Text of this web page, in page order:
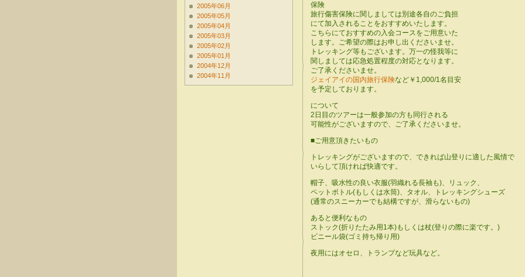
保険
旅行傷害保険に関しましては別途各自のご負担
にて加入されることをおすすめいたします。
こちらにておすすめの入会コースをご用意いた
します。ご希望の際はお申し出くださいませ。
トレッキング等もございます。万一の怪我等に
関しましては応急処置程度の対応となります。
ご了承くださいませ。
ジェイアイの国内旅行保険など￥1,000/1名目安
を予定しております。
について
2日目のツアーは一般参加の方も同行される
可能性がございますので、ご了承くださいませ。
■ご用意頂きたいもの
トレッキングがございますので、できれば山登りに適した風情で
いらして頂ければ快適です。
帽子、吸水性の良い衣服(羽織れる長袖も)、リュック、
ペットボトル(もしくは水筒)、タオル、トレッキングシューズ
(通常のスニーカーでも結構ですが、滑らないもの)
あると便利なもの
ストック(折りたたみ用1本)もしくは杖(登りの際に楽です。)
ビニール袋(ゴミ持ち帰り用)
夜用にはオセロ、トランプなど玩具など。
2005年06月
2005年05月
2005年04月
2005年03月
2005年02月
2005年01月
2004年12月
2004年11月